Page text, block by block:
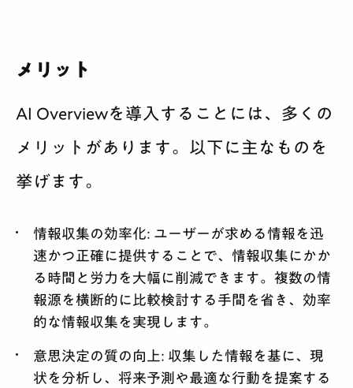
メリット
AI Overviewを導入することには、多くの
メリットがあります。以下に主なものを
挙げます。
情報収集の効率化: ユーザーが求める情報を迅
速かつ正確に提供することで、情報収集にかか
る時間と労力を大幅に削減できます。複数の情
報源を横断的に比較検討する手間を省き、効率
的な情報収集を実現します。
意思決定の質の向上: 収集した情報を基に、現
状を分析し、将来予測や最適な行動を提案する